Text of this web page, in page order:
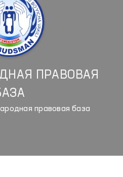
ПРАВОВАЯ
правовая база